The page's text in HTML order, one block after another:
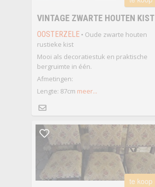
VINTAGE ZWARTE HOUTEN KIST
OOSTERZELE• Oude zwarte houten
rustieke kist
Mooi als decoratiestuk en praktische
bergruimte in één.
Afmetingen:
Lengte: 87cm meer...
te koop